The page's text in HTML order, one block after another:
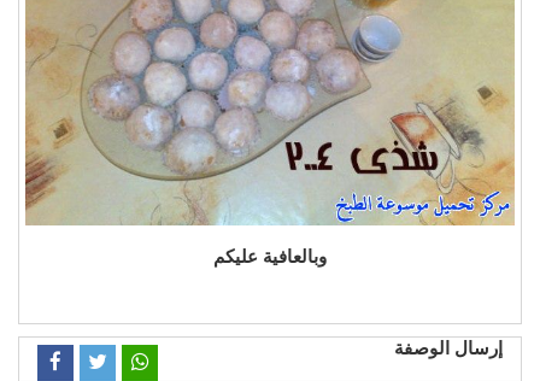
وبالعافية عليكم
إرسال الوصفة